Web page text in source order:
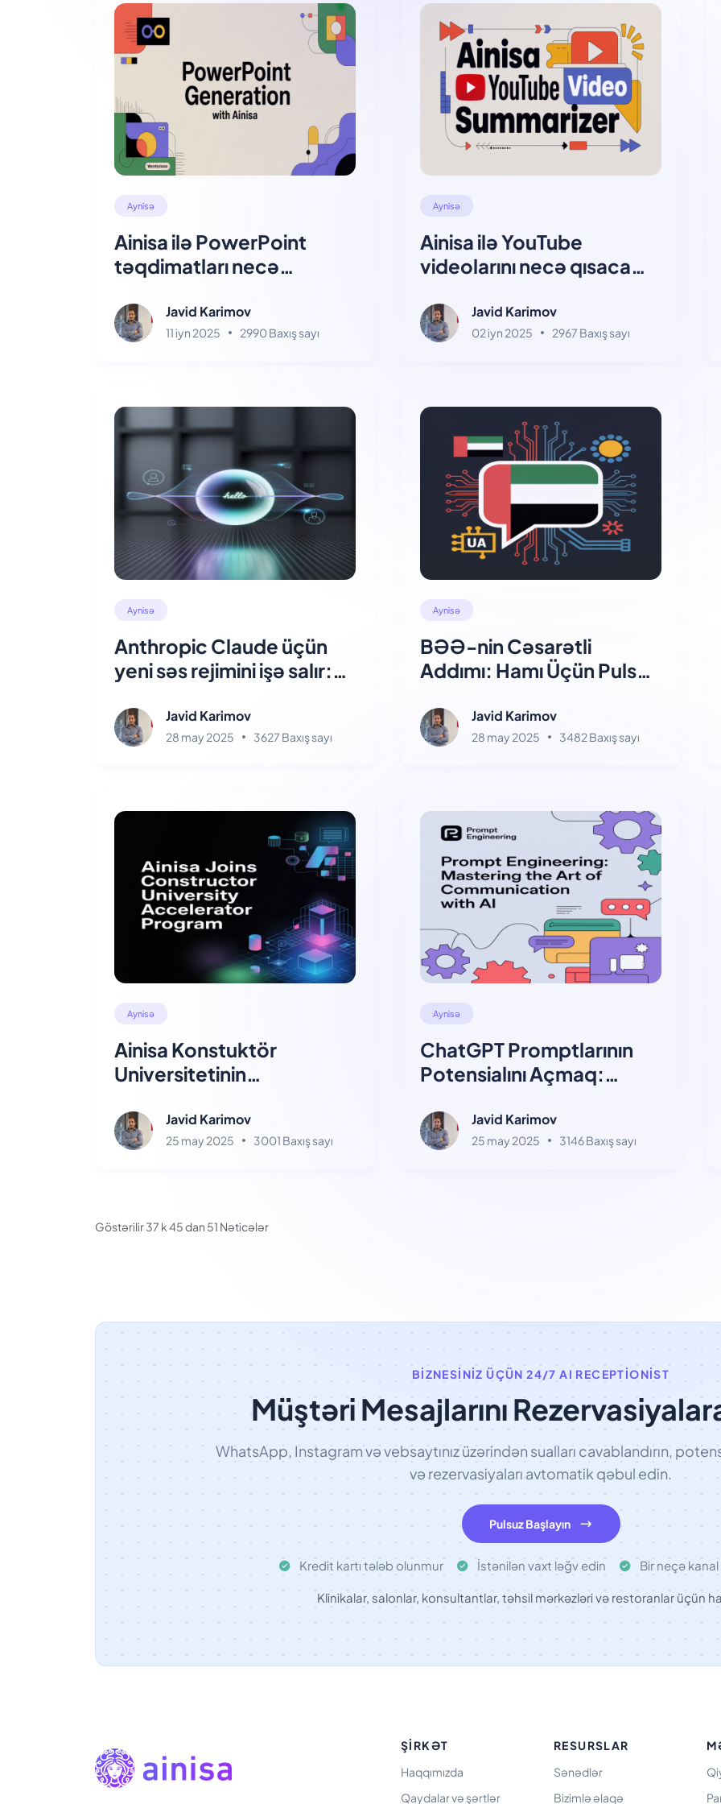
Aynisə
Ainisa ilə PowerPoint
təqdimatları necə
Javid Karimov
11 iyn 2025 2990 Baxış sayı
Aynisə
Ainisa ilə YouTube
videolarını necə qısaca
Javid Karimov
02 iyn 2025 2967 Baxış sayı
Aynisə
Anthropic Claude üçün
yeni səs rejimini işə salır:
dövr
Javid Karimov
28 may 2025 3627 Baxış sayı
Aynisə
BƏƏ-nin Cəsarətli
Addımı: Hamı Üçün Pulsuz
Javid Karimov
28 may 2025 3482 Baxış sayı
Aynisə
Ainisa Konstuktör
Universitetinin
Seçildi: Ümidverici
Gələcək Açılır
Javid Karimov
25 may 2025 3001 Baxış sayı
Aynisə
ChatGPT Promptlarının
Potensialını Açmaq:
hissə
Javid Karimov
25 may 2025 3146 Baxış sayı
Göstərilir37 k45dan 51 Nəticələr
BIZNESINIZ ÜÇÜN 24/7 AI RECEPTIONIST
Müştəri Mesajlarını
WhatsApp, Instagram və vebsaytınız üzərindən sualları cavablandırın,
və rezervasiyaları avtomatik qəbul edin.
Pulsuz Başlayın
Kredit kartı tələb olunmur İstənilən vaxt ləğv edin Bir neçə
Klinikalar, salonlar, konsultantlar, təhsil mərkəzləri və restoranlar üçün
ŞIRKƏT
Haqqımızda
Qaydalar və şərtlər
RESURSLAR
Sənədlər
Bizimlə əlaqə